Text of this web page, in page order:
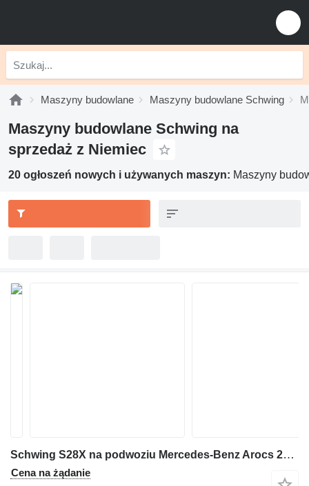
Maszyny budowlane Maszyny budowlane Schwing
Maszyny budowlane Schwing na
sprzedaż z Niemiec
20 ogłoszeń nowych i używanych maszyn: Maszyny
Schwing S28X na podwoziu Mercedes-Benz Arocs 2636
Cena na żądanie